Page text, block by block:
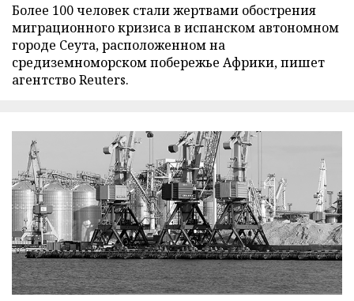
Более 100 человек стали жертвами обострения
миграционного кризиса в испанском автономном
городе Сеута, расположенном на
средиземноморском побережье Африки, пишет
агентство Reuters.